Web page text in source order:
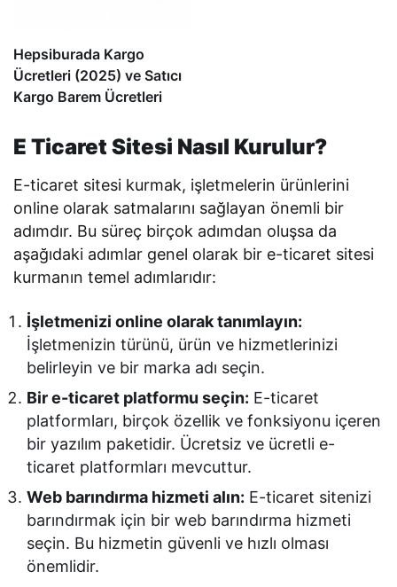
Hepsiburada Kargo
Ücretleri (2025) ve Satıcı
Kargo Barem Ücretleri
E Ticaret Sitesi Nasıl Kurulur?
E-ticaret sitesi kurmak, işletmelerin ürünlerini
online olarak satmalarını sağlayan önemli bir
adımdır. Bu süreç birçok adımdan oluşsa da
aşağıdaki adımlar genel olarak bir e-ticaret sitesi
kurmanın temel adımlarıdır:
İşletmenizi online olarak tanımlayın:
İşletmenizin türünü, ürün ve hizmetlerinizi
belirleyin ve bir marka adı seçin.
Bir e-ticaret platformu seçin: E-ticaret
platformları, birçok özellik ve fonksiyonu içeren
bir yazılım paketidir. Ücretsiz ve ücretli e-
ticaret platformları mevcuttur.
Web barındırma hizmeti alın: E-ticaret sitenizi
barındırmak için bir web barındırma hizmeti
seçin. Bu hizmetin güvenli ve hızlı olması
önemlidir.